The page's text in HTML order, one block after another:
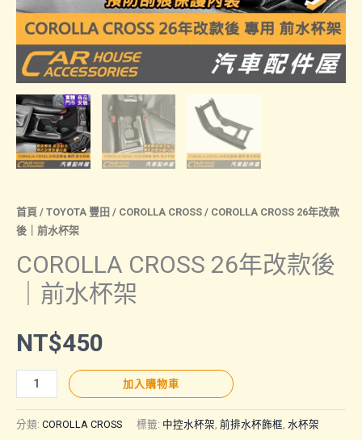
首頁 / TOYOTA 豐田 / COROLLA CROSS / COROLLA CROSS 26年改款
後｜前水杯架
COROLLA CROSS 26年改款後
｜前水杯架
NT$450
COROLLA
CROSS
26
加入購物車
分類: COROLLA CROSS 標籤: 中控水杯架 前排水杯飾框 水杯架